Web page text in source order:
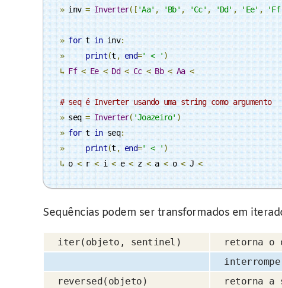
» inv = Inverter(['Aa', 'Bb', 'Cc', 'Dd', 'Ee',
» for t in inv:
»
print(t, end=' < ')
↳ Ff < Ee < Dd < Cc < Bb < Aa <
# seq é Inverter usando uma string como argumento
» seq = Inverter('Joazeiro')
» for t in seq:
»
print(t, end=' < ')
↳ o < r < i < e < z < a < o < J <
Sequências podem ser transformados em
iter(objeto, sentinel)
retorna o
reversed(objeto)
retorna a